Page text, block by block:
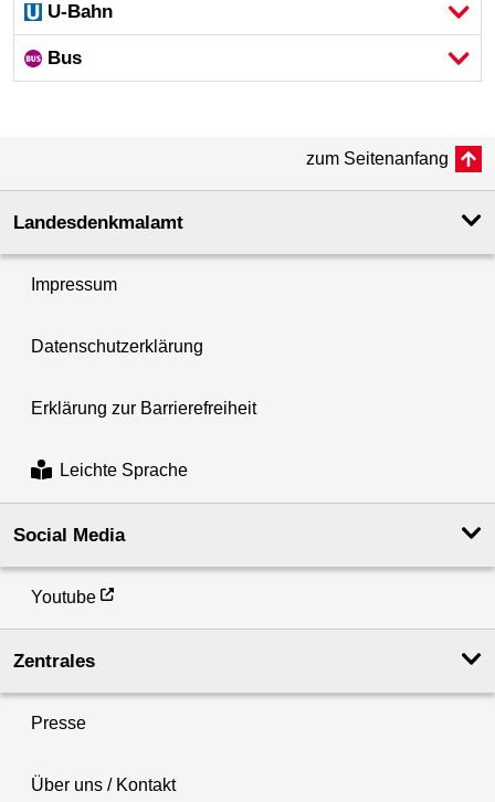
U-Bahn
Bus
zum Seitenanfang
Landesdenkmal­amt
Impressum
Datenschutzerklärung
Erklärung zur Barrierefreiheit
Leichte Sprache
Social Media
Youtube
Zentrales
Presse
Über uns / Kontakt